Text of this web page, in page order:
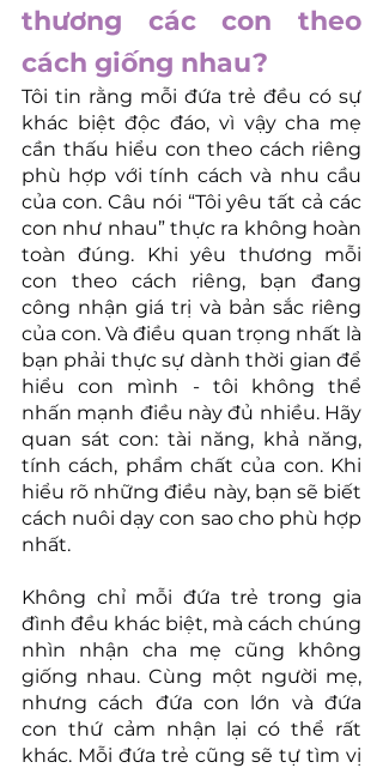
thương các con theo
cách giống nhau?
Tôi tin rằng mỗi đứa trẻ đều có sự
khác biệt độc đáo, vì vậy cha mẹ
cần thấu hiểu con theo cách riêng
phù hợp với tính cách và nhu cầu
của con. Câu nói “Tôi yêu tất cả các
con như nhau” thực ra không hoàn
toàn đúng. Khi yêu thương mỗi
con theo cách riêng, bạn đang
công nhận giá trị và bản sắc riêng
của con. Và điều quan trọng nhất là
bạn phải thực sự dành thời gian để
hiểu con mình - tôi không thể
nhấn mạnh điều này đủ nhiều. Hãy
quan sát con: tài năng, khả năng,
tính cách, phẩm chất của con. Khi
hiểu rõ những điều này, bạn sẽ biết
cách nuôi dạy con sao cho phù hợp
nhất.
Không chỉ mỗi đứa trẻ trong gia
đình đều khác biệt, mà cách chúng
nhìn nhận cha mẹ cũng không
giống nhau. Cùng một người mẹ,
nhưng cách đứa con lớn và đứa
con thứ cảm nhận lại có thể rất
khác. Mỗi đứa trẻ cũng sẽ tự tìm vị